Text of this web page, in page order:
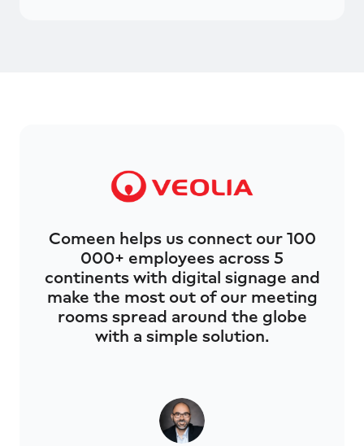
Comeen helps us connect our 100
000+ employees across 5
continents with digital signage and
make the most out of our meeting
rooms spread around the globe
with a simple solution.